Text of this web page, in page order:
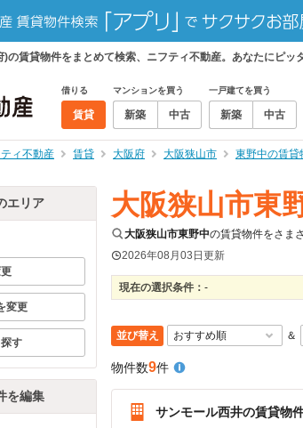
の賃貸物件をまとめて検索、ニフティ不動産。あなたにピッ
借りる
賃貸
マンションを買う
新築 中古
一戸建てを買う
新築 中古
ィ不動産 賃貸 大阪府 大阪狭山市 東野中の賃貸
エリア
変更
す
を編集
大阪狭山市東
大阪狭山市東野中の賃貸物件をさま
2026年08月03日更新
現在の選択条件： -
並び替え ＆
物件数9件
サンモール西井の賃貸物